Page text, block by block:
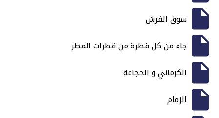
سوق الفرش
جاء من كل قطرة من قطرات المطر
الكرماني و الحجامة
الزمام